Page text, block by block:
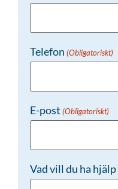
Telefon (Obligatoriskt)
E-post (Obligatoriskt)
Vad vill du ha hjälp